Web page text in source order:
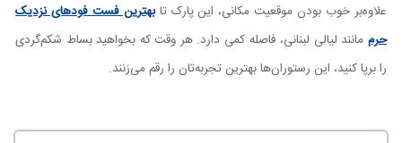
علاوه‌بر خوب بودن موقعیت مکانی، این پارک تابهترین فست فودهای نزدیک
حرم مانند لیالی لبنانی، فاصله کمی دارد. هر وقت که بخواهید بساط شکم‌گردی
را برپا کنید، این رستوران‌ها بهترین تجربه‌تان را رقم می‌زنند.